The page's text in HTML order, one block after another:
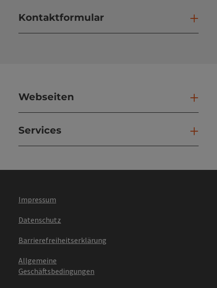
Kontaktformular
Webseiten
Services
Impressum
Datenschutz
Barrierefreiheitserklärung
Allgemeine
Geschäftsbedingungen